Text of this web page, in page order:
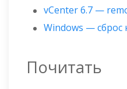
vCenter 6.7 —
Windows — сброс
Почитать